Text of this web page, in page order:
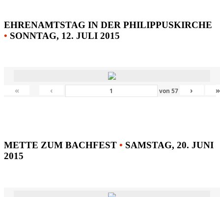
EHRENAMTSTAG IN DER PHILIPPUSKIRCHE
• SONNTAG, 12. JULI 2015
« ‹ von 57 › »
METTE ZUM BACHFEST • SAMSTAG, 20. JUNI
2015